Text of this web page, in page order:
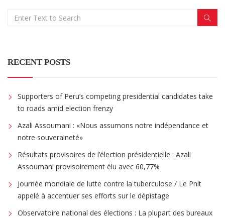
RECENT POSTS
Supporters of Peru’s competing presidential candidates take
to roads amid election frenzy
Azali Assoumani : «Nous assumons notre indépendance et
notre souveraineté»
Résultats provisoires de l’élection présidentielle : Azali
Assoumani provisoirement élu avec 60,77%
Journée mondiale de lutte contre la tuberculose / Le Pnlt
appelé à accentuer ses efforts sur le dépistage
Observatoire national des élections : La plupart des bureaux